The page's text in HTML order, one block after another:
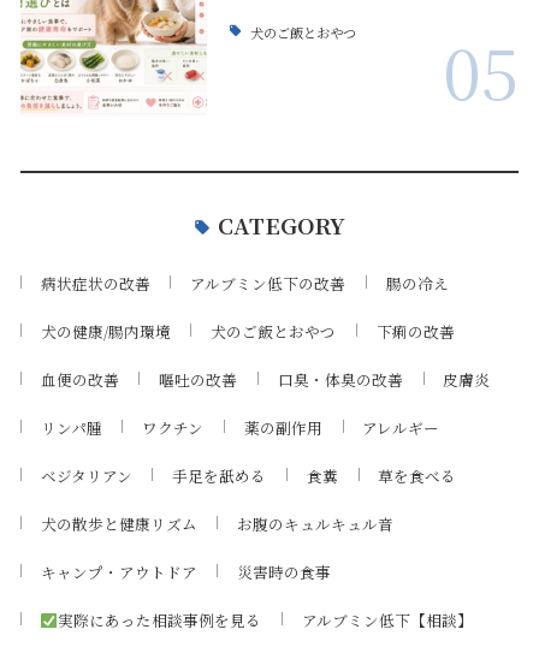
犬のご飯とおやつ 05
CATEGORY
病状症状の改善 アルブミン低下の改善 腸の冷え
犬の健康/腸内環境 犬のご飯とおやつ 下痢の改善
血便の改善 嘔吐の改善 口臭・体臭の改善 皮膚炎
リンパ腫 ワクチン 薬の副作用 アレルギー
ベジタリアン 手足を舐める 食糞 草を食べる
犬の散歩と健康リズム お腹のキュルキュル音
キャンプ・アウトドア 災害時の食事
実際にあった相談事例を見る アルブミン低下【相談】